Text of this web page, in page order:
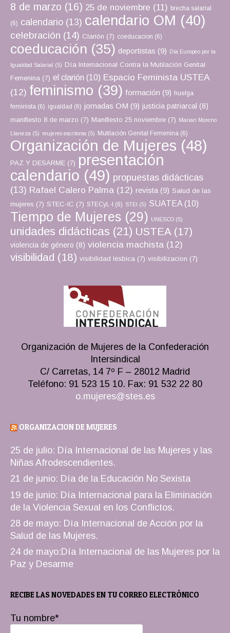
8 de marzo (16) 25 de noviembre (11) brecha salarial
(6) calendario (13) calendario OM (40)
celebración (14) Clarión (7) coeducacion (6)
coeducación (35) deportistas (9) Día Europeo por la
Igualdad Salarial (5) Día Internacional Contra la Mutilación Genital
Femenina (7) el clarión (10) Espacio Feminista USTEA
(12) feminismo (39) formación (9) huelga
feminista (6) igualdad (6) jornadas OM (9) justicia patriarcal (8)
manifiesto 8 de marzo (7) Manifiesto 25 noviembre (7) Marian Moreno
Llaneza (5) mujeres escritoras (5) Mutilación Genital Femenina (6)
Organización de Mujeres (48)
PAZ Y DESARME (7) presentación
calendario (49) propuestas didácticas
(13) Rafael Calero Palma (12) revista (9) Salud de las
mujeres (7) STEC-IC (7) STECyL-I (6) STEI (5) SUATEA (10)
Tiempo de Mujeres (29) UNESCO (5)
unidades didácticas (21) USTEA (17)
violencia de género (8) violencia machista (12)
visibilidad (18) visibilidad lésbica (7) visibilizacion (7)
Organización de Mujeres de la Confederación
Intersindical
C/ Carretas, 14 7º F – 28012 Madrid
Teléfono: 91 523 15 10. Fax: 91 532 22 80
o.mujeres@stes.es
ORGANIZACION DE MUJERES
25 de julio: Día Internacional de las Mujeres y las
Niñas Afrodescendientes.
21 de junio: Día de la Educación No Sexista
19 de junio: Día Internacional para la Eliminación
de la Violencia Sexual en los Conflictos.
28 de mayo: Día Internacional de Acción por la
Salud de las Mujeres.
24 de mayo:Día Internacional de las Mujeres por la
Paz y Desarme
RECIBE LAS NOVEDADES EN TU CORREO ELECTRÓNICO
Tu nombre*